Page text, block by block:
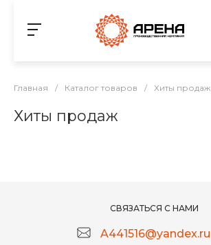
Главная / Каталог товаров / Хиты продаж
Хиты продаж
СВЯЗАТЬСЯ С НАМИ
A441516@yandex.ru